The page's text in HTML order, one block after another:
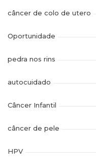
câncer de colo de utero
Oportunidade
pedra nos rins
autocuidado
Câncer Infantil
câncer de pele
HPV